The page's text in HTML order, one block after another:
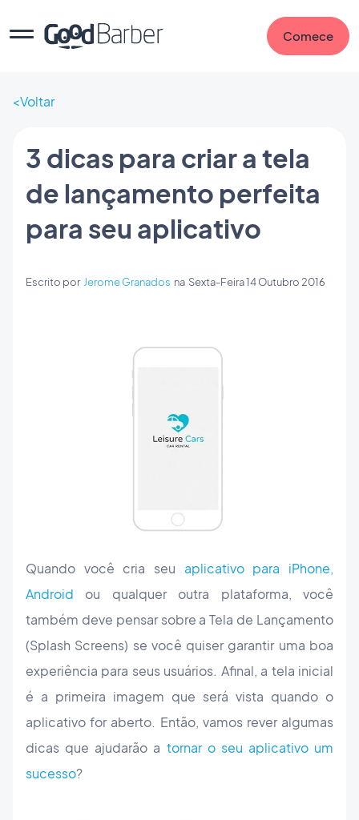
Comece
Voltar
3 dicas para criar a tela
de lançamento perfeita
para seu aplicativo
Escrito por Jerome Granados na Sexta-Feira 14 Outubro 2016
Quando você cria seu aplicativo para iPhone,
Android ou qualquer outra plataforma, você
também deve pensar sobre a Tela de Lançamento
(Splash Screens) se você quiser garantir uma boa
experiência para seus usuários. Afinal, a tela inicial
é a primeira imagem que será vista quando o
aplicativo for aberto. Então, vamos rever algumas
dicas que ajudarão a tornar o seu aplicativo um
sucesso?